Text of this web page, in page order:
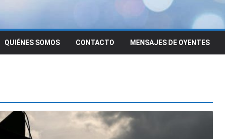
QUIÉNES SOMOS CONTACTO MENSAJES DE OYENTES